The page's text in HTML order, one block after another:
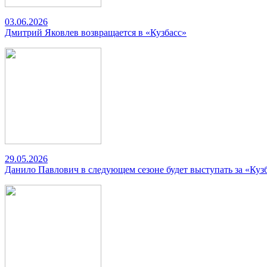
03.06.2026
Дмитрий Яковлев возвращается в «Кузбасс»
29.05.2026
Данило Павлович в следующем сезоне будет выступать за